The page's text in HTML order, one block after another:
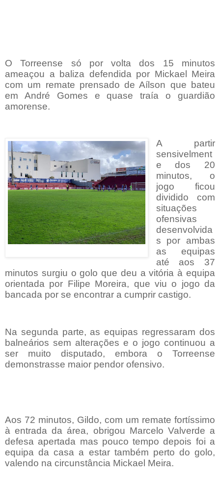
O Torreense só por volta dos 15 minutos
ameaçou a baliza defendida por Mickael Meira
com um remate prensado de Aílson que bateu
em André Gomes e quase traía o guardião
amorense.
A partir
sensivelment
e dos 20
minutos, o
jogo ficou
dividido com
situações
ofensivas
desenvolvida
s por ambas
as equipas
até aos 37
minutos surgiu o golo que deu a vitória à equipa
orientada por Filipe Moreira, que viu o jogo da
bancada por se encontrar a cumprir castigo.
Na segunda parte, as equipas regressaram dos
balneários sem alterações e o jogo continuou a
ser muito disputado, embora o Torreense
demonstrasse maior pendor ofensivo.
Aos 72 minutos, Gildo, com um remate fortíssimo
à entrada da área, obrigou Marcelo Valverde a
defesa apertada mas pouco tempo depois foi a
equipa da casa a estar também perto do golo,
valendo na circunstância Mickael Meira.